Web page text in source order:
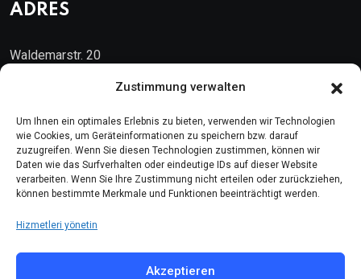
Zustimmung verwalten
Um Ihnen ein optimales Erlebnis zu bieten, verwenden wir Technologien
wie Cookies, um Geräteinformationen zu speichern bzw. darauf
zuzugreifen. Wenn Sie diesen Technologien zustimmen, können wir
Daten wie das Surfverhalten oder eindeutige IDs auf dieser Website
verarbeiten. Wenn Sie Ihre Zustimmung nicht erteilen oder zurückziehen,
können bestimmte Merkmale und Funktionen beeinträchtigt werden.
Hizmetleri yönetin
Akzeptieren
ADRES
Waldemarstr. 20
Kontakt
Telefon: (030) 616 58 700
Faks : (030) 616 58 395
E-Posta: cemevi@alevi.org